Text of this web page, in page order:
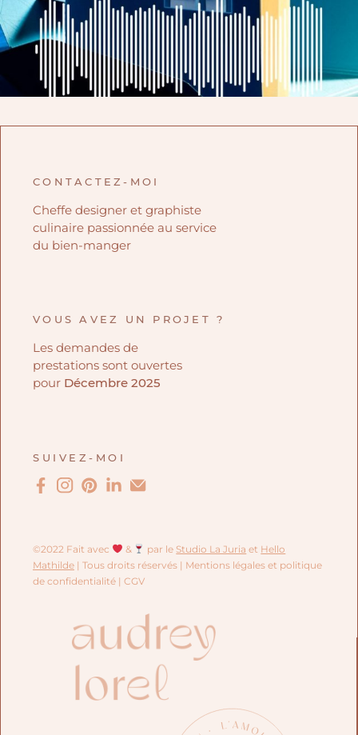
CONTACTEZ-MOI
Cheffe designer et graphiste
culinaire passionnée au service
du bien-manger
VOUS AVEZ UN PROJET ?
Les demandes de
prestations sont ouvertes
pour Décembre 2025
SUIVEZ-MOI
©2022 Fait avec & par le Studio La Juria et Hello
Mathilde | Tous droits réservés | Mentions légales et politique
de confidentialité | CGV